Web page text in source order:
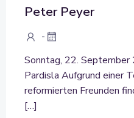
Peter Peyer
-
Sonntag, 22.
Pardisla Aufgrund einer
reformierten Freunden
[…]